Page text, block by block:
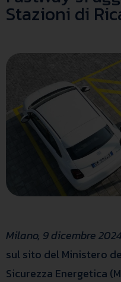
Stazioni di
Milano, 9 dicembre 2024
sul sito del Ministero
Sicurezza Energetica